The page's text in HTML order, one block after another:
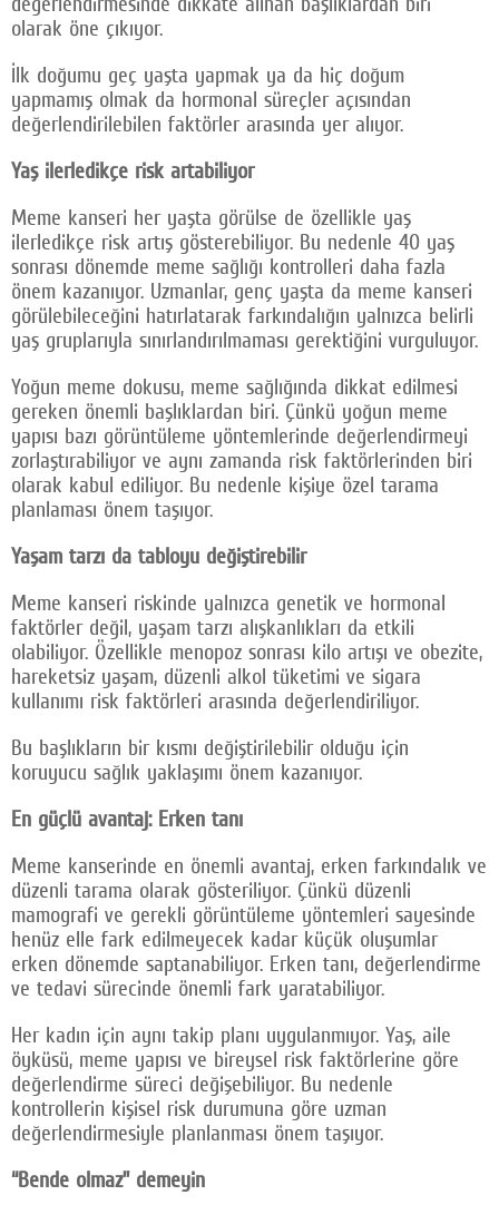
olarak öne çıkıyor.
İlk doğumu geç yaşta yapmak ya da hiç doğum
yapmamış olmak da hormonal süreçler açısından
değerlendirilebilen faktörler arasında yer alıyor.
Yaş ilerledikçe risk artabiliyor
Meme kanseri her yaşta görülse de özellikle yaş
ilerledikçe risk artış gösterebiliyor. Bu nedenle 40 yaş
sonrası dönemde meme sağlığı kontrolleri daha fazla
önem kazanıyor. Uzmanlar, genç yaşta da meme kanseri
görülebileceğini hatırlatarak farkındalığın yalnızca belirli
yaş gruplarıyla sınırlandırılmaması gerektiğini vurguluyor.
Yoğun meme dokusu, meme sağlığında dikkat edilmesi
gereken önemli başlıklardan biri. Çünkü yoğun meme
yapısı bazı görüntüleme yöntemlerinde değerlendirmeyi
zorlaştırabiliyor ve aynı zamanda risk faktörlerinden biri
olarak kabul ediliyor. Bu nedenle kişiye özel tarama
planlaması önem taşıyor.
Yaşam tarzı da tabloyu değiştirebilir
Meme kanseri riskinde yalnızca genetik ve hormonal
faktörler değil, yaşam tarzı alışkanlıkları da etkili
olabiliyor. Özellikle menopoz sonrası kilo artışı ve obezite,
hareketsiz yaşam, düzenli alkol tüketimi ve sigara
kullanımı risk faktörleri arasında değerlendiriliyor.
Bu başlıkların bir kısmı değiştirilebilir olduğu için
koruyucu sağlık yaklaşımı önem kazanıyor.
En güçlü avantaj: Erken tanı
Meme kanserinde en önemli avantaj, erken farkındalık ve
düzenli tarama olarak gösteriliyor. Çünkü düzenli
mamografi ve gerekli görüntüleme yöntemleri sayesinde
henüz elle fark edilmeyecek kadar küçük oluşumlar
erken dönemde saptanabiliyor. Erken tanı, değerlendirme
ve tedavi sürecinde önemli fark yaratabiliyor.
Her kadın için aynı takip planı uygulanmıyor. Yaş, aile
öyküsü, meme yapısı ve bireysel risk faktörlerine göre
değerlendirme süreci değişebiliyor. Bu nedenle
kontrollerin kişisel risk durumuna göre uzman
değerlendirmesiyle planlanması önem taşıyor.
“Bende olmaz” demeyin